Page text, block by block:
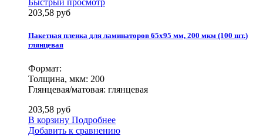
Быстрый просмотр
203,58 руб
Пакетная пленка для ламинаторов 65х95 мм, 200 мкм (100 шт.)
глянцевая
Формат:
Толщина, мкм: 200
Глянцевая/матовая: глянцевая
203,58 руб
В корзину Подробнее
Добавить к сравнению